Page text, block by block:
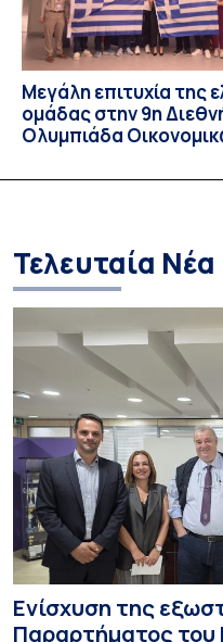
Μεγάλη επιτυχία της
ομάδας στην 9η
Ολυμπιάδα
μετάλλια
Τελευταία Νέα
Ενίσχυση της
Παραρτήματος